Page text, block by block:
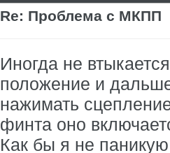
Re: Проблема с МКПП
Иногда не
положение и
нажимать
финта оно
Как бы я не